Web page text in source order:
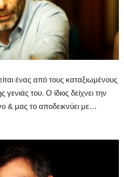
ένας από τους καταξιωμένους
του. Ο ίδιος δείχνει την
& μας το αποδεικνύει με…